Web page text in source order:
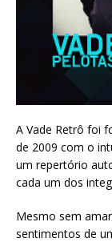
A Vade Retrô foi
de 2009 com o
um repertório
cada um dos
Mesmo sem
sentimentos de